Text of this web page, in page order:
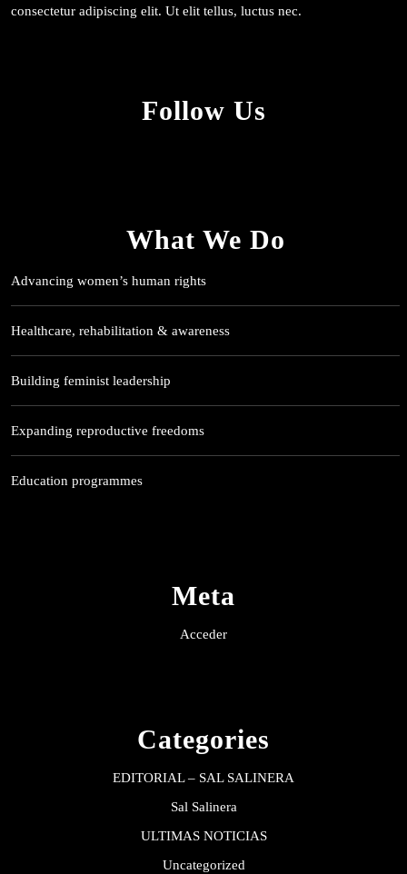
consectetur adipiscing elit. Ut elit tellus, luctus nec.
Follow Us
What We Do
Advancing women’s human rights
Healthcare, rehabilitation & awareness
Building feminist leadership
Expanding reproductive freedoms
Education programmes
Meta
Acceder
Categories
EDITORIAL – SAL SALINERA
Sal Salinera
ULTIMAS NOTICIAS
Uncategorized